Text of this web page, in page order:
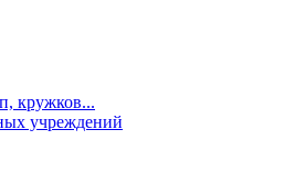
кружков...
учреждений